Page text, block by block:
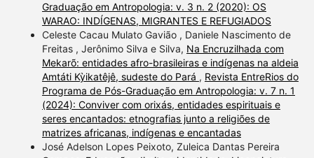
Graduação em Antropologia: v. 3 n. 2 (2020): OS
WARAO: INDÍGENAS, MIGRANTES E REFUGIADOS
Celeste Cacau Mulato Gavião , Daniele Nascimento de
Freitas , Jerônimo Silva e Silva, Na Encruzilhada com
Mekarõ: entidades afro-brasileiras e indígenas na aldeia
Amtáti Kỳikatêjê, sudeste do Pará , Revista EntreRios do
Programa de Pós-Graduação em Antropologia: v. 7 n. 1
(2024): Conviver com orixás, entidades espirituais e
seres encantados: etnografias junto a religiões de
matrizes africanas, indígenas e encantadas
José Adelson Lopes Peixoto, Zuleica Dantas Pereira